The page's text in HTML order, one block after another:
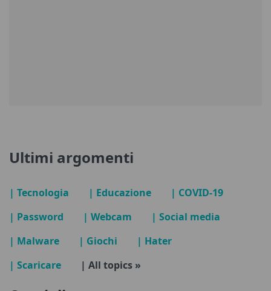
Ultimi argomenti
| Tecnologia | Educazione
| COVID-19
| Password
| Webcam
| Social media
| Malware
| Giochi
| Hater
| Scaricare
| All topics »